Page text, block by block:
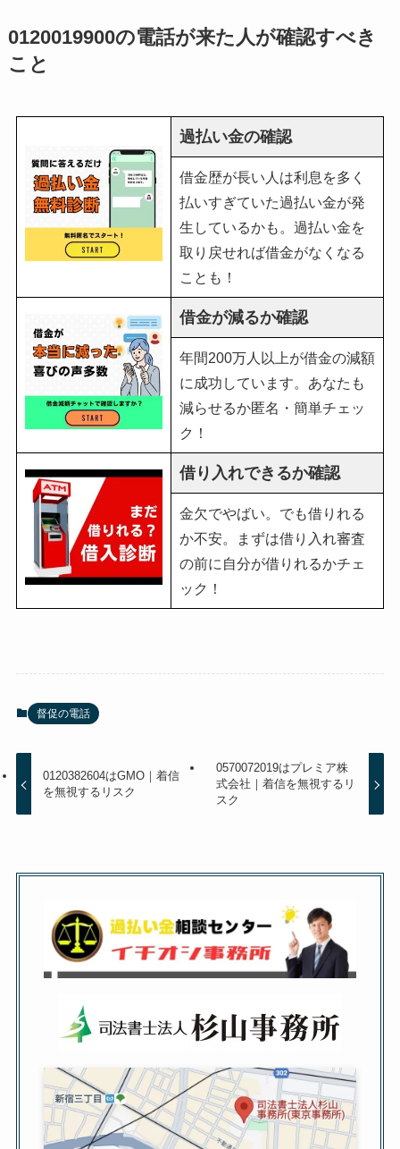
0120019900の電話が来た人が確認すべき
こと
過払い金の確認
借金歴が長い人は利息を多く
払いすぎていた過払い金が発
生しているかも。過払い金を
取り戻せれば借金がなくなる
ことも！
借金が減るか確認
年間200万人以上が借金の減額
に成功しています。あなたも
減らせるか匿名・簡単チェッ
ク！
借り入れできるか確認
金欠でやばい。でも借りれる
か不安。まずは借り入れ審査
の前に自分が借りれるかチェ
ック！
督促の電話
0120382604はGMO｜着信
を無視するリスク
0570072019はプレミア株
式会社｜着信を無視するリ
スク